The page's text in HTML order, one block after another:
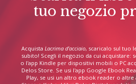
tuo negozio
Acquista Lacrima d’acciaio, scaricalo sul tuo
subito! Scegli il negozio da cui acquistare:
o l'app Kindle per dispositivi mobili o PC
Delos Store. Se usi l'app Google Ebook
Play, se usi un altro ebook reader o altre